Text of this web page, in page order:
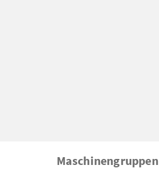
Maschinengruppen